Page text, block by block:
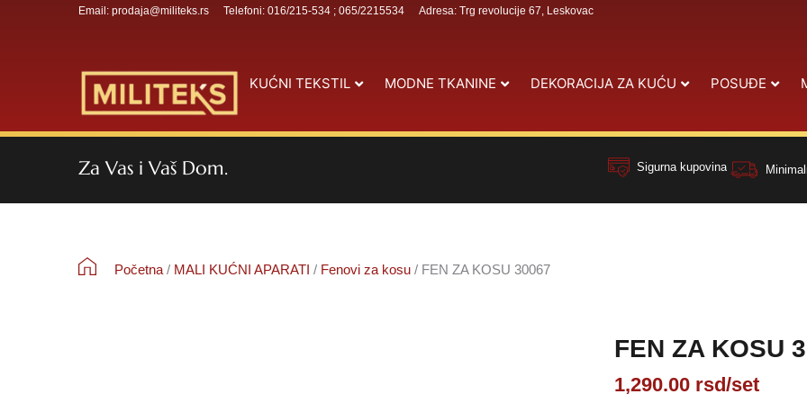
Email: prodaja@militeks.rs Telefoni: 016/215-534 ; 065/2215534 Adresa: Trg revolucije 67, Leskovac
KUĆNI TEKSTIL MODNE TKANINE DEKORACIJA ZA KUĆU POSUĐE
Za Vas i Vaš Dom. Sigurna kupovina
Početna / MALI KUĆNI APARATI / Fenovi za kosu / FEN ZA KOSU 30067
FEN ZA KOSU
1,290.00 rsd/set